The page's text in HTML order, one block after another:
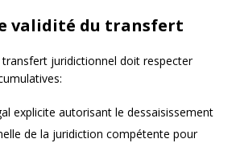
validité du transfert
juridictionnel doit respecter
explicite autorisant le dessaisissement
de la juridiction compétente pour